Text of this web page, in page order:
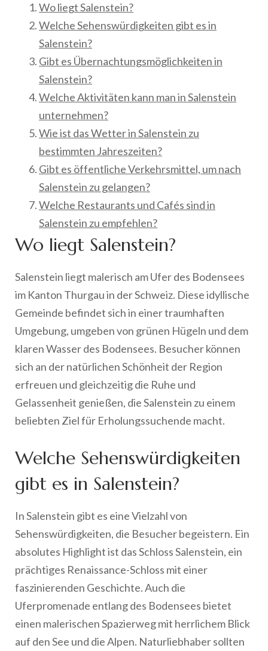
Wo liegt Salenstein?
Welche Sehenswürdigkeiten gibt es in
Salenstein?
Gibt es Übernachtungsmöglichkeiten in
Salenstein?
Welche Aktivitäten kann man in Salenstein
unternehmen?
Wie ist das Wetter in Salenstein zu
bestimmten Jahreszeiten?
Gibt es öffentliche Verkehrsmittel, um nach
Salenstein zu gelangen?
Welche Restaurants und Cafés sind in
Salenstein zu empfehlen?
Wo liegt Salenstein?
Salenstein liegt malerisch am Ufer des Bodensees
im Kanton Thurgau in der Schweiz. Diese idyllische
Gemeinde befindet sich in einer traumhaften
Umgebung, umgeben von grünen Hügeln und dem
klaren Wasser des Bodensees. Besucher können
sich an der natürlichen Schönheit der Region
erfreuen und gleichzeitig die Ruhe und
Gelassenheit genießen, die Salenstein zu einem
beliebten Ziel für Erholungssuchende macht.
Welche Sehenswürdigkeiten
gibt es in Salenstein?
In Salenstein gibt es eine Vielzahl von
Sehenswürdigkeiten, die Besucher begeistern. Ein
absolutes Highlight ist das Schloss Salenstein, ein
prächtiges Renaissance-Schloss mit einer
faszinierenden Geschichte. Auch die
Uferpromenade entlang des Bodensees bietet
einen malerischen Spazierweg mit herrlichem Blick
auf den See und die Alpen. Naturliebhaber sollten